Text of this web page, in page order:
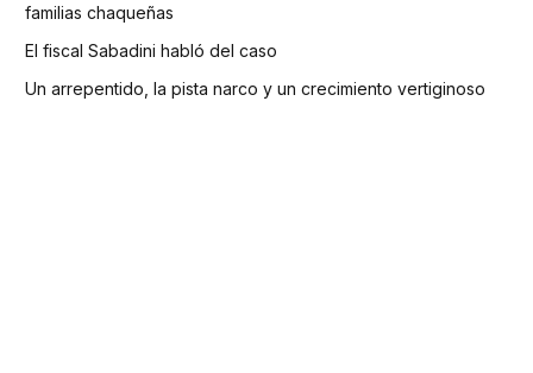
familias chaqueñas
El fiscal Sabadini habló del caso
Un arrepentido, la pista narco y un crecimiento vertiginoso